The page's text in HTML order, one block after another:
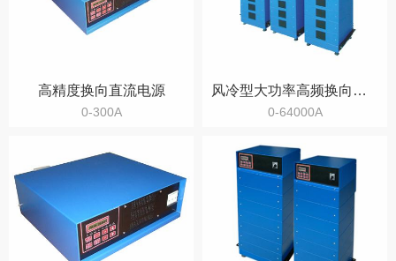
高精度换向直流电源
0-300A
风冷型大功率高频换向直流电源
0-64000A